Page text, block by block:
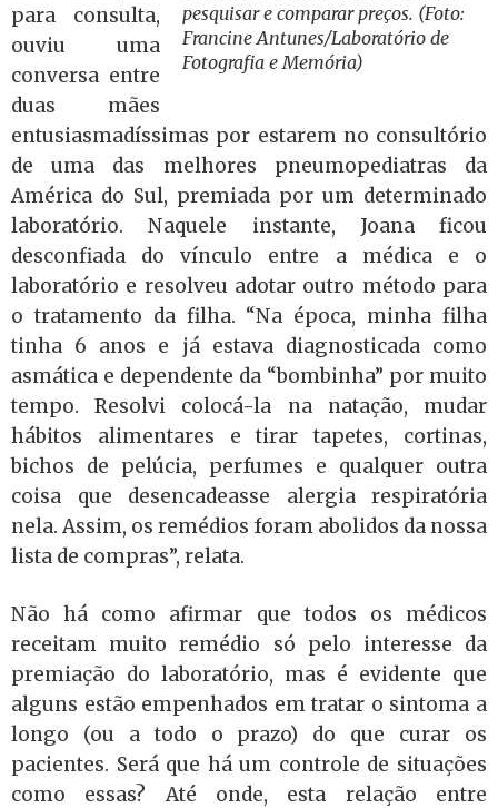
pesquisar e comparar preços. (Foto:
Francine Antunes/Laboratório de
Fotografia e Memória)
para consulta,
ouviu uma
conversa entre
duas mães
entusiasmadíssimas por estarem no consultório
de uma das melhores pneumopediatras da
América do Sul, premiada por um determinado
laboratório. Naquele instante, Joana ficou
desconfiada do vínculo entre a médica e o
laboratório e resolveu adotar outro método para
o tratamento da filha. “Na época, minha filha
tinha 6 anos e já estava diagnosticada como
asmática e dependente da “bombinha” por muito
tempo. Resolvi colocá-la na natação, mudar
hábitos alimentares e tirar tapetes, cortinas,
bichos de pelúcia, perfumes e qualquer outra
coisa que desencadeasse alergia respiratória
nela. Assim, os remédios foram abolidos da nossa
lista de compras”, relata.
Não há como afirmar que todos os médicos
receitam muito remédio só pelo interesse da
premiação do laboratório, mas é evidente que
alguns estão empenhados em tratar o sintoma a
longo (ou a todo o prazo) do que curar os
pacientes. Será que há um controle de situações
como essas? Até onde, esta relação entre